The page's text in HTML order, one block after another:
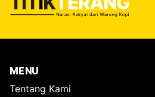
MENU
Tentang Kami